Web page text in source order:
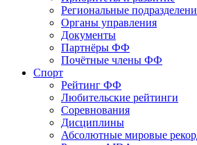
Региональные
Органы управления
Документы
Партнёры ФФ
Почётные члены ФФ
Спорт
Рейтинг ФФ
Любительские рейтинги
Соревнования
Дисциплины
Абсолютные мировые